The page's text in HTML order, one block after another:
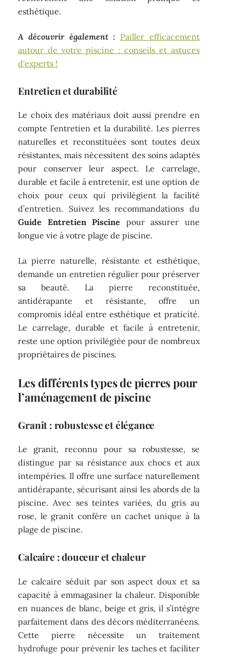
esthétique.
A découvrir également : Pailler efficacement
autour de votre piscine : conseils et astuces
d'experts !
Entretien et durabilité
Le choix des matériaux doit aussi prendre en
compte l’entretien et la durabilité. Les pierres
naturelles et reconstituées sont toutes deux
résistantes, mais nécessitent des soins adaptés
pour conserver leur aspect. Le carrelage,
durable et facile à entretenir, est une option de
choix pour ceux qui privilégient la facilité
d’entretien. Suivez les recommandations du
Guide Entretien Piscine pour assurer une
longue vie à votre plage de piscine.
La pierre naturelle, résistante et esthétique,
demande un entretien régulier pour préserver
sa beauté. La pierre reconstituée,
antidérapante et résistante, offre un
compromis idéal entre esthétique et praticité.
Le carrelage, durable et facile à entretenir,
reste une option privilégiée pour de nombreux
propriétaires de piscines.
Les différents types de pierres pour
l’aménagement de piscine
Granit : robustesse et élégance
Le granit, reconnu pour sa robustesse, se
distingue par sa résistance aux chocs et aux
intempéries. Il offre une surface naturellement
antidérapante, sécurisant ainsi les abords de la
piscine. Avec ses teintes variées, du gris au
rose, le granit confère un cachet unique à la
plage de piscine.
Calcaire : douceur et chaleur
Le calcaire séduit par son aspect doux et sa
capacité à emmagasiner la chaleur. Disponible
en nuances de blanc, beige et gris, il s’intègre
parfaitement dans des décors méditerranéens.
Cette pierre nécessite un traitement
hydrofuge pour prévenir les taches et faciliter